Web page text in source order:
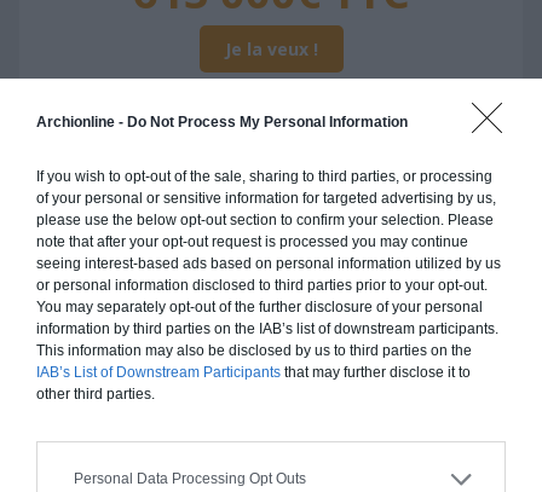
Archionline - Do Not Process My Personal Information
If you wish to opt-out of the sale, sharing to third parties, or processing
of your personal or sensitive information for targeted advertising by us,
please use the below opt-out section to confirm your selection. Please
note that after your opt-out request is processed you may continue
seeing interest-based ads based on personal information utilized by us
or personal information disclosed to third parties prior to your opt-out.
You may separately opt-out of the further disclosure of your personal
information by third parties on the IAB’s list of downstream participants.
This information may also be disclosed by us to third parties on the
IAB’s List of Downstream Participants that may further disclose it to
other third parties.
Personal Data Processing Opt Outs
Je la veux !
Construction ossature bois
Chiffrage estimatif pour : Fondations et normes
standards. Construction en ossature bois isolé.
Finitions haut de gamme. Le prix "clé en main"
inclut le gros oeuvre et le second oeuvre (cuisine,
peinture, sols...), mais exclut piscine, jardin et
clôture.
613 000€ TTC